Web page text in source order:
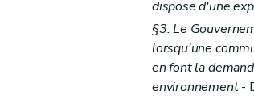
Art. D 28
Art. D 29
Participation du
Chapitre premier
dispose d'une
§3. Le
lorsqu'une
en font la
environnement-